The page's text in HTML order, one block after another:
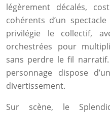
légèrement décalés,
cohérents d’un
privilégie le collectif,
orchestrées pour
sans perdre le fil
personnage dispose
divertissement.
Sur scène, le